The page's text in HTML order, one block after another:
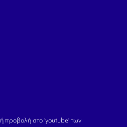
προβολή στο ‘youtube’ των